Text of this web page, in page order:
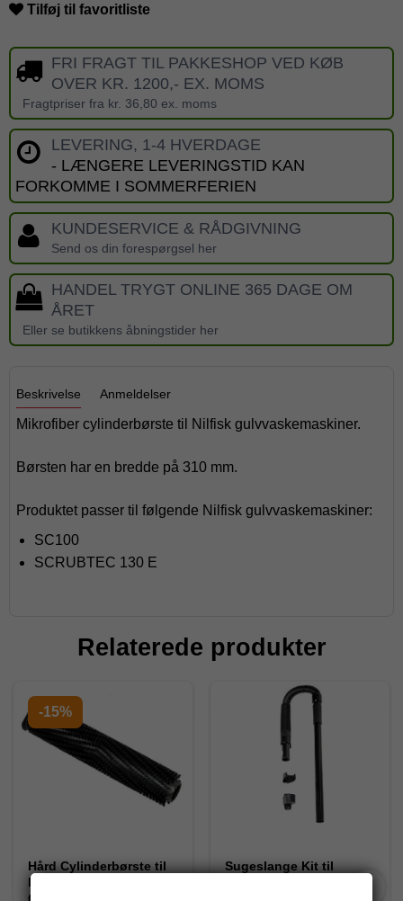
Tilføj til favoritliste
FRI FRAGT TIL PAKKESHOP VED KØB
OVER KR. 1200,- EX. MOMS
Fragtpriser fra kr. 36,80 ex. moms
LEVERING, 1-4 HVERDAGE
- LÆNGERE LEVERINGSTID KAN
FORKOMME I SOMMERFERIEN
KUNDESERVICE & RÅDGIVNING
Send os din forespørgsel her
HANDEL TRYGT ONLINE 365 DAGE OM
ÅRET
Eller se butikkens åbningstider her
Beskrivelse Anmeldelser
Mikrofiber cylinderbørste til Nilfisk gulvvaskemaskiner.
Børsten har en bredde på 310 mm.
Produktet passer til følgende Nilfisk gulvvaskemaskiner:
SC100
SCRUBTEC 130 E
Relaterede produkter
-15%
Hård Cylinderbørste til
Nilfisk
Sugeslange Kit til